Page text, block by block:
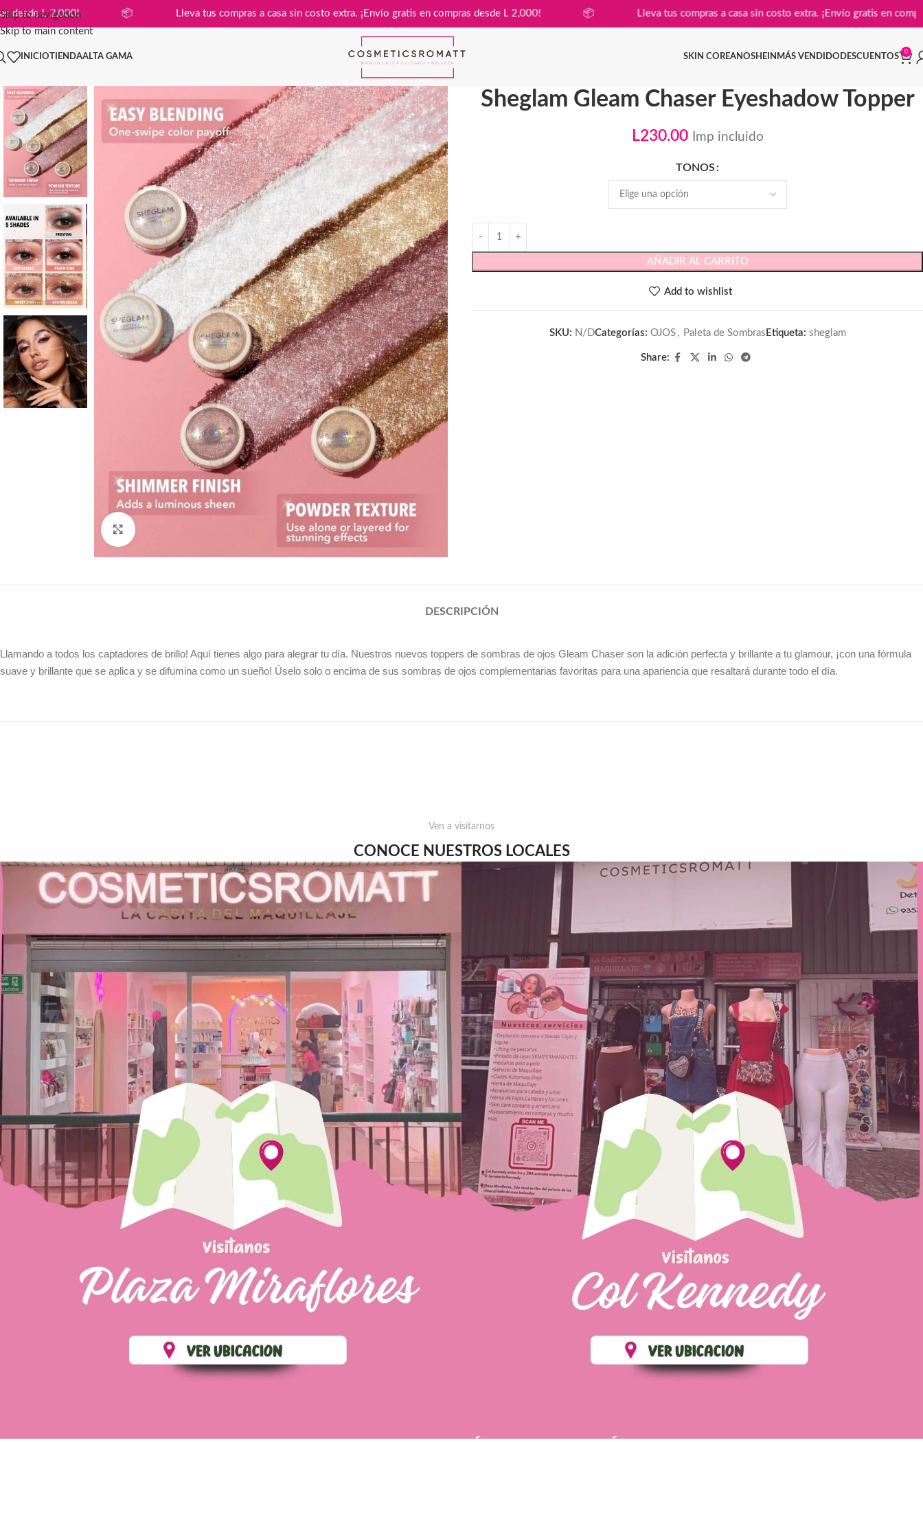
Skip to navigation
Skip to main content
desde L 2,000! Lleva tus compras a casa sin costo extra. ¡Envío gratis en compras desde L 2,000! Lleva tus compras a casa sin costo extra. ¡Envío gratis
INICIOTIENDAALTA GAMA SKIN COREANOSHEIN MÁS VENDIDO DESCUENTOS
0
Sheglam Gleam Chaser Eyeshadow Topper
L230.00 Imp incluido
TONOS
AÑADIR AL CARRITO
Add to wishlist
SKU: N/DCategorías: OJOS , Paleta de Sombras Etiqueta: sheglam
Share:
DESCRIPCIÓN
Llamando a todos los captadores de brillo! Aquí tienes algo para alegrar tu día. Nuestros nuevos toppers de sombras de ojos Gleam Chaser son la adición perfecta y brillante a tu glamour, ¡con una fórmula
suave y brillante que se aplica y se difumina como un sueño! Úselo solo o encima de sus sombras de ojos complementarias favoritas para una apariencia que resaltará durante todo el día.
Ven a visitarnos
CONOCE NUESTROS LOCALES